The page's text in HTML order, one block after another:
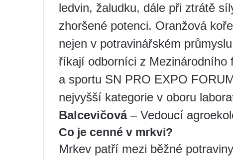
ledvin, žaludku, dále při ztrátě
zhoršené potenci. Oranžová
nejen v potravinářském
říkají odborníci z Mezinárodního
a sportu SN PRO EXPO
nejvyšší kategorie v oboru
Balcevičová– Vedoucí
Co je cenné v mrkvi?
Mrkev patří mezi běžné